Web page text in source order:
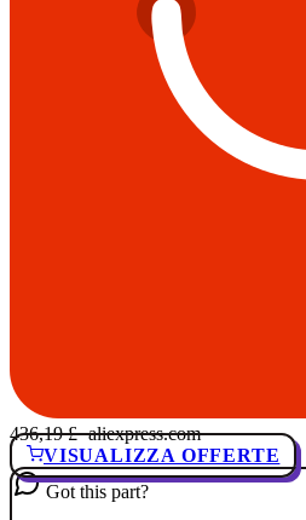
436,19 £· aliexpress.com
VISUALIZZA OFFERTE
Got this part?